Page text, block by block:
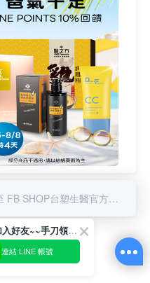
回覆至 FB SHOP台塑生醫官方商城
歡迎加入好友~~手刀領優惠!
連結 LINE 帳號